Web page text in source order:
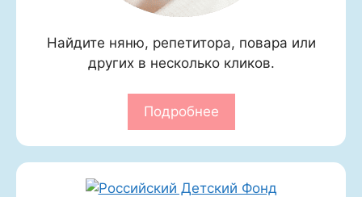
Найдите няню, репетитора, повара или
других в несколько кликов.
Подробнее